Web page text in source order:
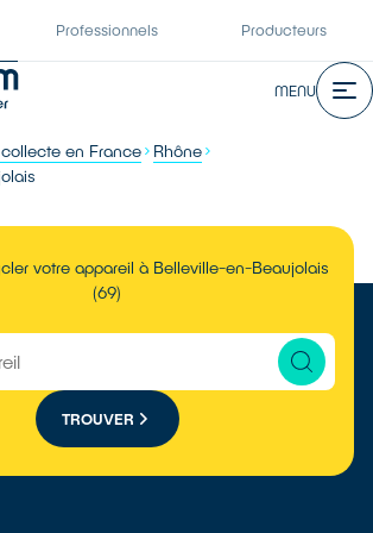
Professionnels Producteurs
MENU
en France
Rhône
votre appareil à Belleville-en-Beaujolais
(69)
TROUVER